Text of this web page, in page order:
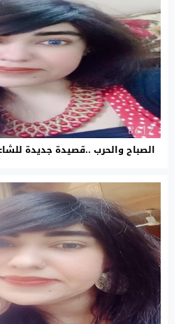
الصباح والحرب ..قصيدة جديدة